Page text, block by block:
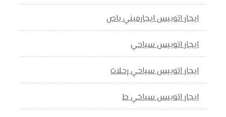
ايجار اتوبيس ايجارميني باص
ايجار اتوبيس سياحي
ايجار اتوبيس سياحي رحلات
ايجار اتوبيس سياخي ط